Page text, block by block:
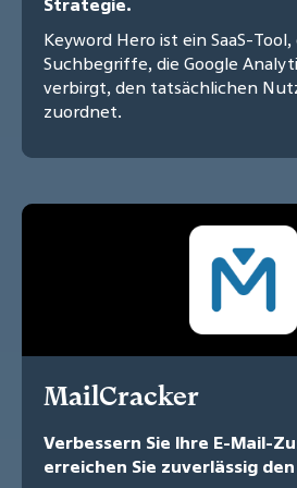
Keyword Hero ist ein SaaS-
Suchbegriffe, die Google
verbirgt, den tatsächlichen
zuordnet.
MailCracker
Verbessern Sie Ihre E-Mail-
erreichen Sie zuverlässig